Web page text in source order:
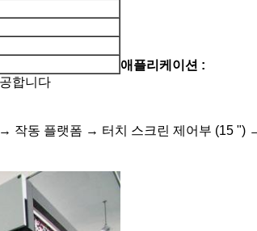
애플리케이션 :
합니다
작동 플랫폼 → 터치 스크린 제어부 (15